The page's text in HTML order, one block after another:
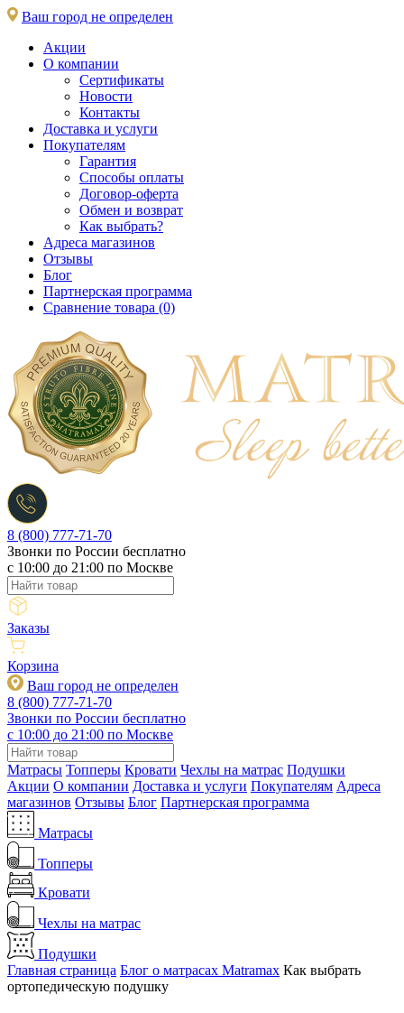
Ваш город не определен
Акции
О компании
Сертификаты
Новости
Контакты
Доставка и услуги
Покупателям
Гарантия
Способы оплаты
Договор-оферта
Обмен и возврат
Как выбрать?
Адреса магазинов
Отзывы
Блог
Партнерская программа
Сравнение товара (0)
8 (800) 777-71-70
Звонки по России бесплатно
c 10:00 до 21:00 по Москве
Заказы
Корзина
Ваш город не определен
8 (800) 777-71-70
Звонки по России бесплатно
c 10:00 до 21:00 по Москве
Матрасы Топперы Кровати Чехлы на матрас Подушки
Акции О компании Доставка и услуги Покупателям Адреса
магазинов Отзывы Блог Партнерская программа
Матрасы
Топперы
Кровати
Чехлы на матрас
Подушки
Главная страница Блог о матрасах Matramax Как выбрать
ортопедическую подушку